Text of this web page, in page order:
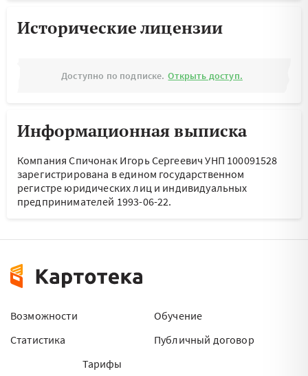
Исторические лицензии
Доступно по подписке. Открыть доступ.
Информационная выписка
Компания Спичонак Игорь Сергеевич УНП 100091528
зарегистрирована в едином государственном
регистре юридических лиц и индивидуальных
предпринимателей 1993-06-22.
Возможности
Статистика
Тарифы
Обучение
Публичный договор